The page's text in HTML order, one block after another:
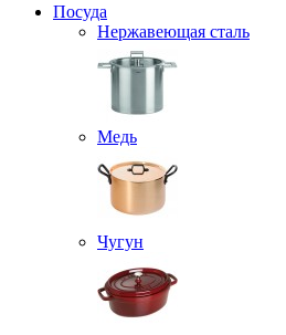
Посуда
Нержавеющая сталь
Медь
Чугун